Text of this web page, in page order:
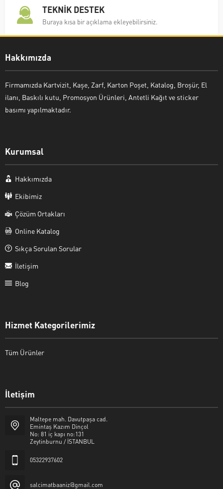
TEKNİK DESTEK
Buraya kısa bir açıklama ekleyebilirsiniz.
Hakkımızda
Firmamızda Kartvizit, Kaşe, Zarf, Karton Poşet, Katalog, Broşür, El
ilanı, Baskılı kutu, Promosyon Ürünleri, Antetli Kağıt ve sticker
basımı yapılmaktadır.
Kurumsal
Hakkımızda
Ekibimiz
Çözüm Ortakları
Online Katalog
Sıkça Sorulan Sorular
İletişim
Blog
Hizmet Kategorilerimiz
Tüm Ürünler
İletişim
Maltepe mah. Davutpaşa cad.
Emintaş Kazım Dinçol
No: 81 iç kapı no:131
Zeytinburnu / İSTANBUL
05322937602
salcimatbaaniz@gmail.com